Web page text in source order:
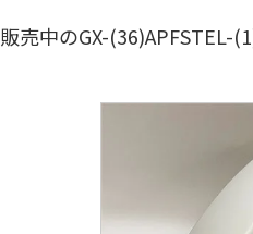
売中のGX-(36)APFSTEL-